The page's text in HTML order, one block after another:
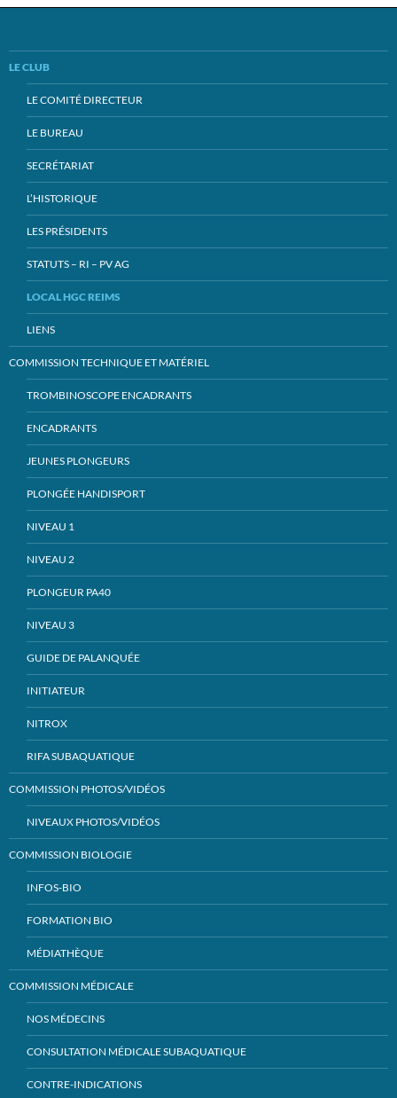
LE CLUB
LE COMITÉ DIRECTEUR
LE BUREAU
SECRÉTARIAT
L’HISTORIQUE
LES PRÉSIDENTS
STATUTS – RI – PV AG
LOCAL HGC REIMS
LIENS
COMMISSION TECHNIQUE ET MATÉRIEL
TROMBINOSCOPE ENCADRANTS
ENCADRANTS
JEUNES PLONGEURS
PLONGÉE HANDISPORT
NIVEAU 1
NIVEAU 2
PLONGEUR PA40
NIVEAU 3
GUIDE DE PALANQUÉE
INITIATEUR
NITROX
RIFA SUBAQUATIQUE
COMMISSION PHOTOS/VIDÉOS
NIVEAUX PHOTOS/VIDÉOS
COMMISSION BIOLOGIE
INFOS-BIO
FORMATION BIO
MÉDIATHÈQUE
COMMISSION MÉDICALE
NOS MÉDECINS
CONSULTATION MÉDICALE SUBAQUATIQUE
CONTRE-INDICATIONS